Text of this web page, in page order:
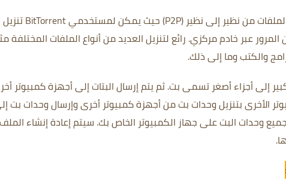
BitTorrent هو نوع من تطبيقات مشاركة الملفات من نظير إلى نظير (P2P) حيث يمكن لمستخدمي BitTorrent تنزيل
عبر خادم مركزي. رائع لتنزيل العديد من أنواع الملفات المختلفة
والكتب وما إلى ذلك.
ثم يتم إرسال البتات إلى أجهزة كمبيوتر
الأخرى بتنزيل وحدات بت من أجهزة كمبيوتر أخرى وإرسال وحدات بت
وحدات البت على جهاز الكمبيوتر الخاص بك. سيتم إعادة إنشاء الملف